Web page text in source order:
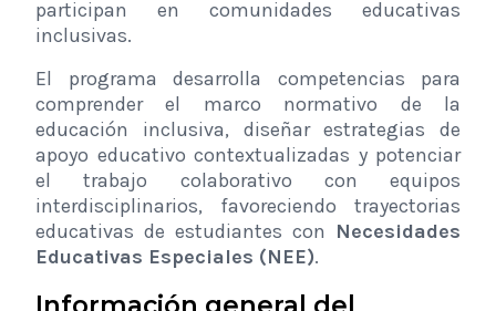
participan en comunidades educativas
inclusivas.
El programa desarrolla competencias para
comprender el marco normativo de la
educación inclusiva, diseñar estrategias de
apoyo educativo contextualizadas y potenciar
el trabajo colaborativo con equipos
interdisciplinarios, favoreciendo trayectorias
educativas de estudiantes con Necesidades
Educativas Especiales (NEE).